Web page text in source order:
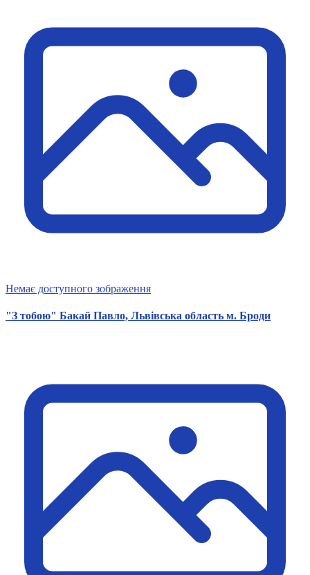
Немає доступного зображення
"З тобою" Бакай Павло, Львівська область м. Броди